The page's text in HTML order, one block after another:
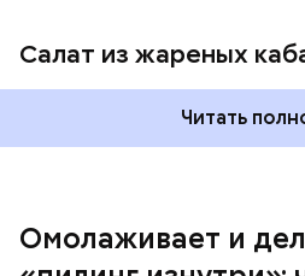
Салат из жареных
Читать
Омолаживает и
кремний — укрепляет
ногти и оказывает
клетчатка — достаточно